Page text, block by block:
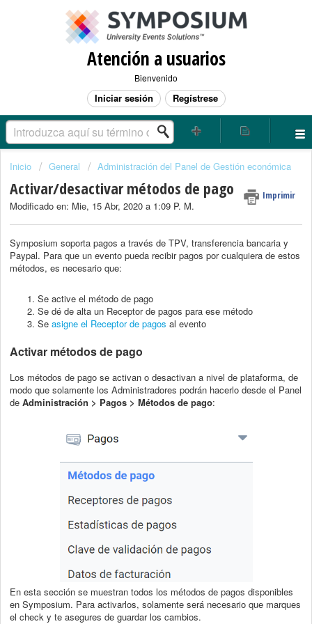
Atención a usuarios
Bienvenido
Iniciar sesión Regístrese
Inicio General Administración del Panel de Gestión económica
Activar/desactivar métodos de pago Imprimir
Modificado en: Mie, 15 Abr, 2020 a 1:09 P. M.
Symposium soporta pagos a través de TPV, transferencia bancaria y
Paypal. Para que un evento pueda recibir pagos por cualquiera de estos
métodos, es necesario que:
Se active el método de pago
Se dé de alta un Receptor de pagos para ese método
Se asigne el Receptor de pagos al evento
Activar métodos de pago
Los métodos de pago se activan o desactivan a nivel de plataforma, de
modo que solamente los Administradores podrán hacerlo desde el Panel
de Administración > Pagos > Métodos de pago:
En esta sección se muestran todos los métodos de pagos disponibles
en Symposium. Para activarlos, solamente será necesario que marques
el check y te asegures de guardar los cambios.